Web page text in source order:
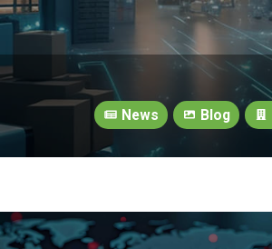
News
Blog